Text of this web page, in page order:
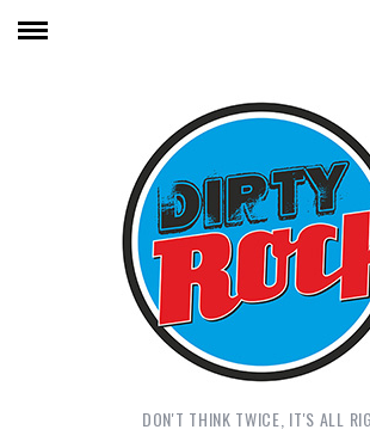
DON'T THINK TWICE, IT'S ALL